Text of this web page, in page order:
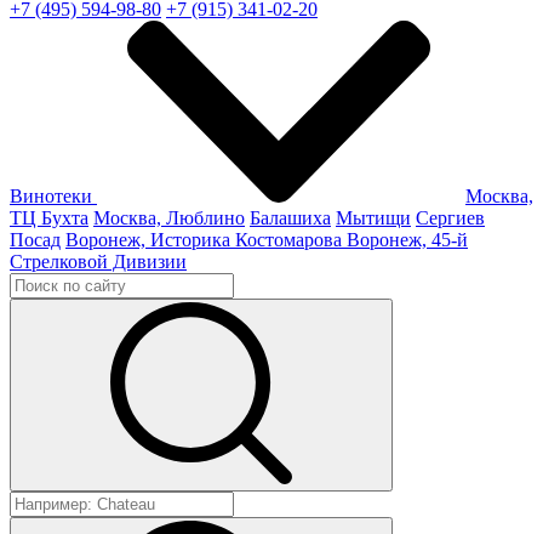
+7 (495) 594-98-80 +7 (915) 341-02-20
Винотеки
Москва,
ТЦ Бухта Москва, Люблино Балашиха Мытищи Сергиев
Посад Воронеж, Историка Костомарова Воронеж, 45-й
Стрелковой Дивизии